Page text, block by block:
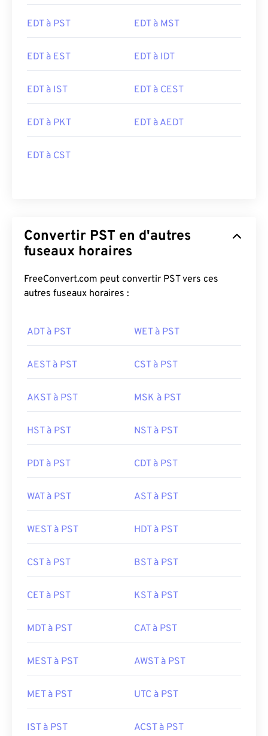
EDT à PST EDT à MST
EDT à EST EDT à IDT
EDT à IST EDT à CEST
EDT à PKT EDT à AEDT
EDT à CST
Convertir PST en d'autres
fuseaux horaires
FreeConvert.com peut convertir PST vers ces
autres fuseaux horaires :
ADT à PST WET à PST
AEST à PST CST à PST
AKST à PST MSK à PST
HST à PST NST à PST
PDT à PST CDT à PST
WAT à PST AST à PST
WEST à PST HDT à PST
CST à PST BST à PST
CET à PST KST à PST
MDT à PST CAT à PST
MEST à PST AWST à PST
MET à PST UTC à PST
IST à PST ACST à PST